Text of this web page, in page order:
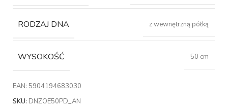
RODZAJ DNA z wewnętrzną półką
WYSOKOŚĆ 50 cm
EAN: 5904194683030
SKU: DNZOE50PD_AN